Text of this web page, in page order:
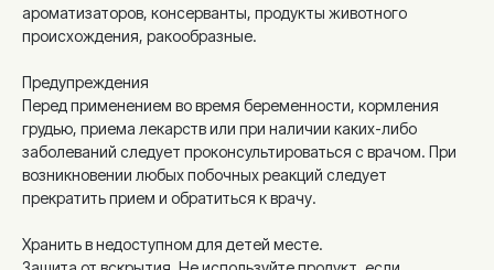
ароматизаторов, консерванты, продукты животного
происхождения, ракообразные.
Предупреждения
Перед применением во время беременности, кормления
грудью, приема лекарств или при наличии каких-либо
заболеваний следует проконсультироваться с врачом. При
возникновении любых побочных реакций следует
прекратить прием и обратиться к врачу.
Хранить в недоступном для детей месте.